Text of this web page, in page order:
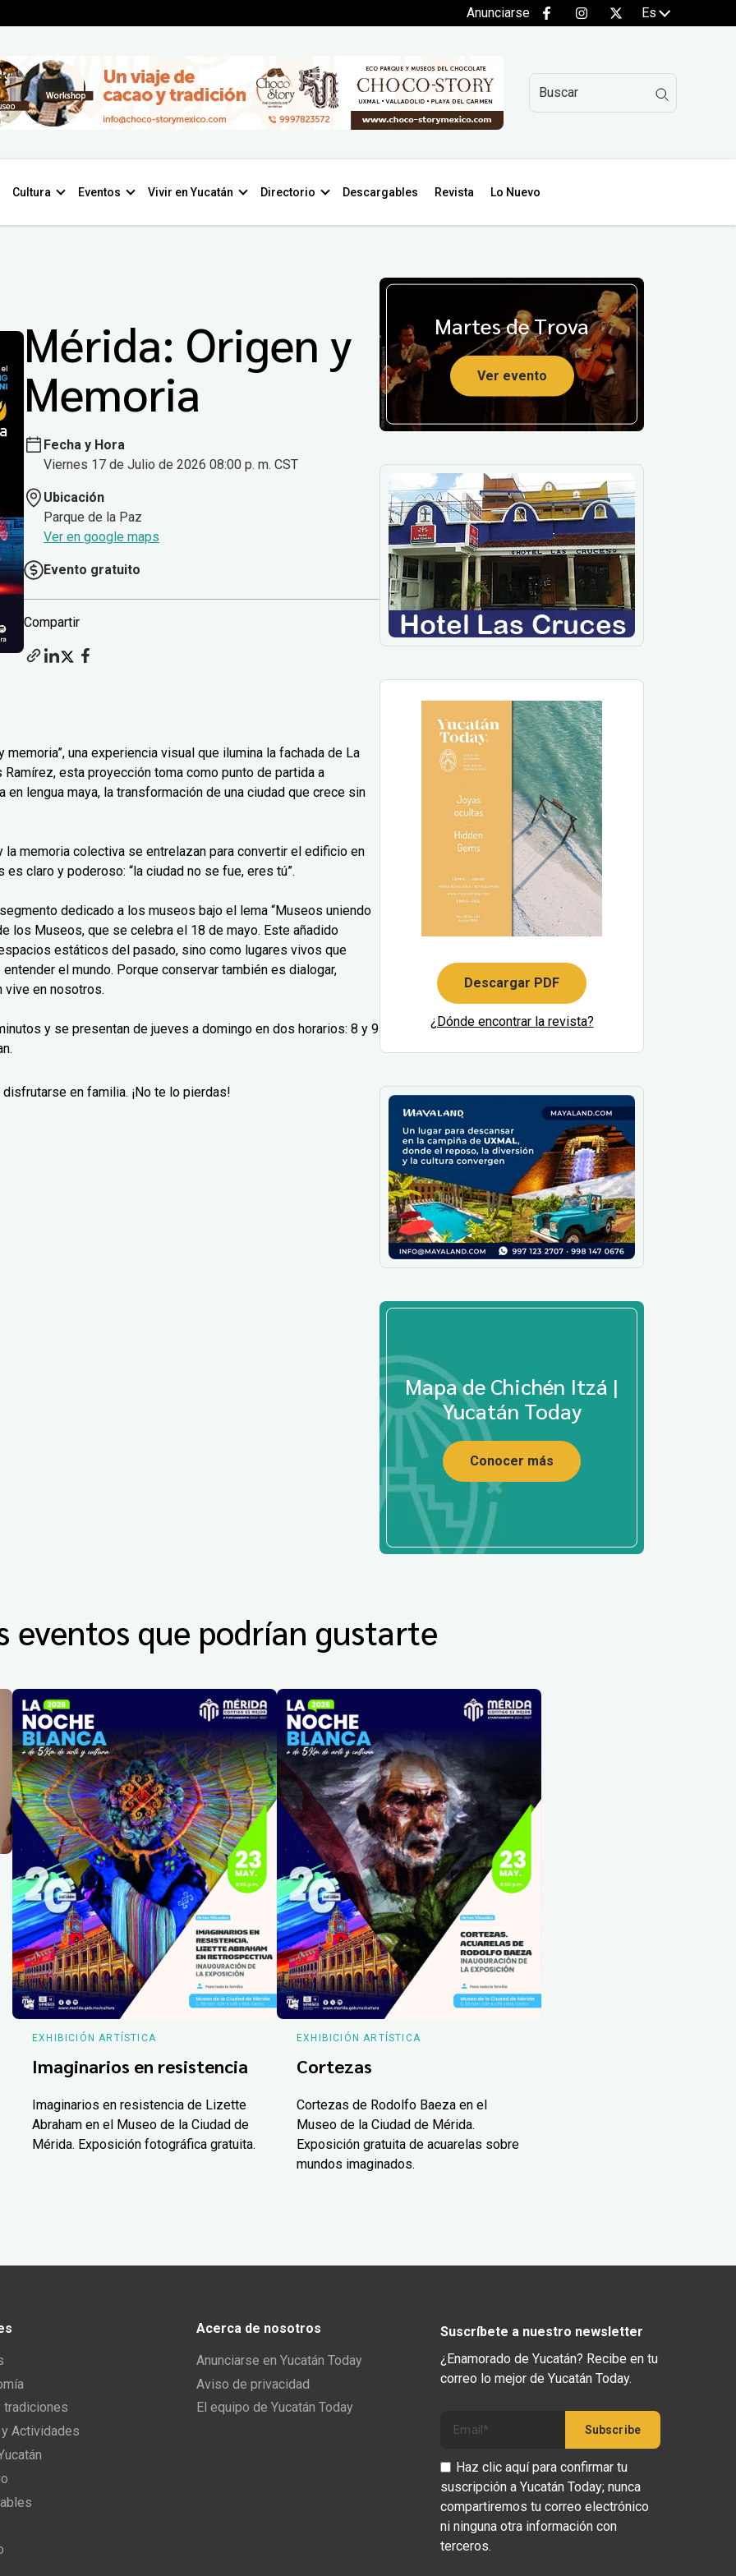
Anunciarse Es
Cultura Eventos Vivir en Yucatán Directorio Descargables Revista Lo Nuevo
Mérida: Origen y
Memoria
Fecha y Hora
Viernes 17 de Julio de 2026 08:00 p. m. CST
Ubicación
Parque de la Paz
Ver en google maps
Evento gratuito
Compartir
una experiencia visual que ilumina la fachada de La
esta proyección toma como punto de partida a
lengua maya, la transformación de una ciudad que crece sin
memoria colectiva se entrelazan para convertir el edificio en
claro y poderoso: “la ciudad no se fue, eres tú”.
dedicado a los museos bajo el lema “Museos uniendo
los Museos, que se celebra el 18 de mayo. Este añadido
estáticos del pasado, sino como lugares vivos que
el mundo. Porque conservar también es dialogar,
vive en nosotros.
y se presentan de jueves a domingo en dos horarios: 8 y 9
en familia. ¡No te lo pierdas!
Martes de Trova
Ver evento
Descargar PDF
¿Dónde encontrar la revista?
Mapa de Chichén Itzá |
Yucatán Today
Conocer más
eventos que podrían gustarte
EXHIBICIÓN ARTÍSTICA
Imaginarios en resistencia
Imaginarios en resistencia de Lizette
Abraham en el Museo de la Ciudad de
Mérida. Exposición fotográfica gratuita.
EXHIBICIÓN ARTÍSTICA
Cortezas
Cortezas de Rodolfo Baeza en el
Museo de la Ciudad de Mérida.
Exposición gratuita de acuarelas sobre
mundos imaginados.
tradiciones
Actividades
Acerca de nosotros
Anunciarse en Yucatán Today
Aviso de privacidad
El equipo de Yucatán Today
Suscríbete a nuestro newsletter
¿Enamorado de Yucatán? Recibe en tu
correo lo mejor de Yucatán Today.
Haz clic aquí para confirmar tu
suscripción a Yucatán Today; nunca
compartiremos tu correo electrónico
ni ninguna otra información con
terceros.